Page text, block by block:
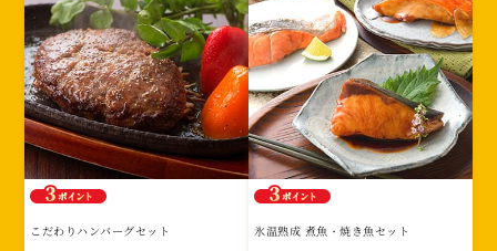
あ
り
ま
せ
ん。
こだわりハンバーグセット 氷温熟成 煮魚・焼き魚セット